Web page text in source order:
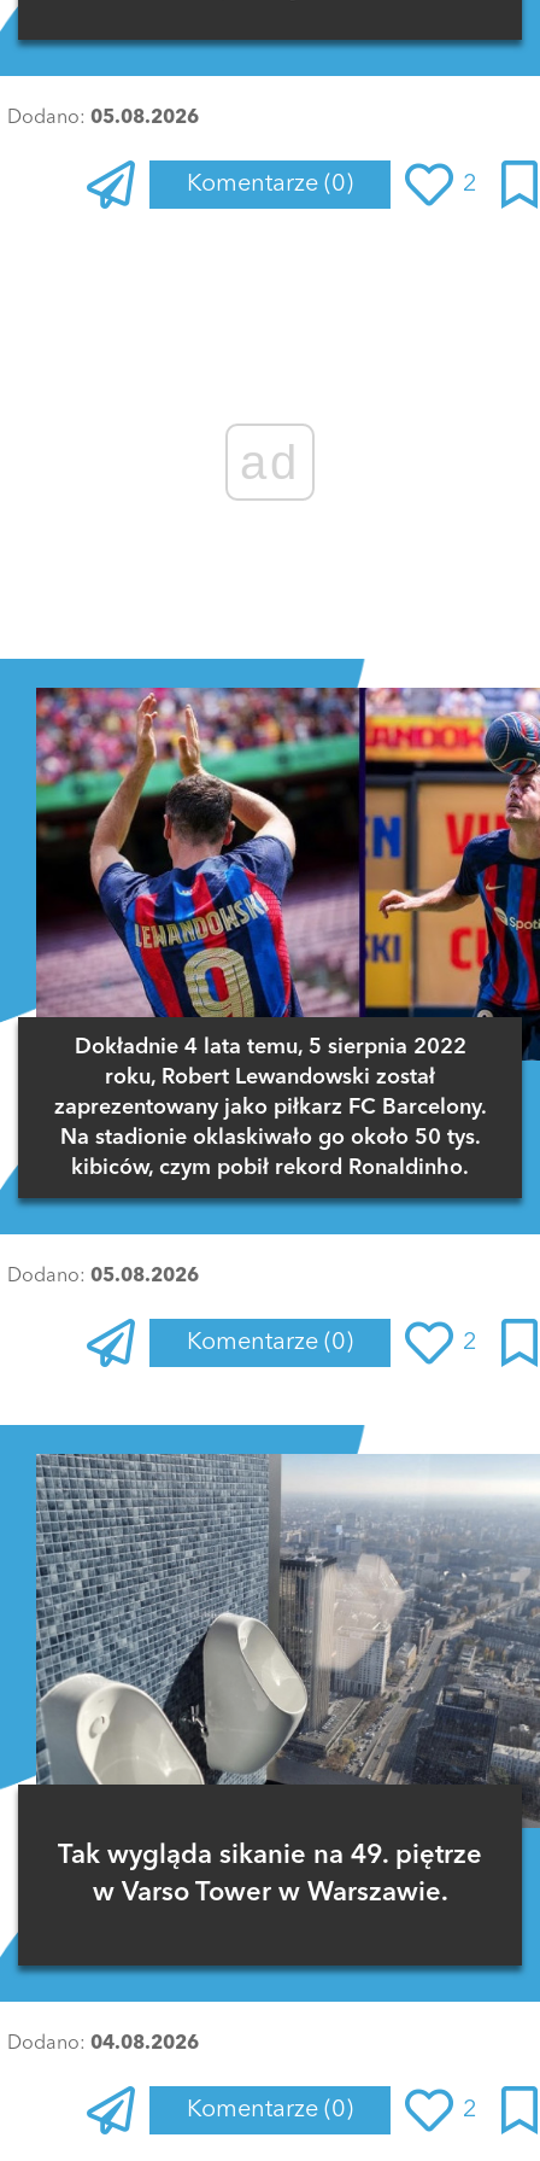
Dodano: 05.08.2026
Komentarze (0) 2
ad
Dokładnie 4 lata temu, 5 sierpnia 2022
roku, Robert Lewandowski został
zaprezentowany jako piłkarz FC Barcelony.
Na stadionie oklaskiwało go około 50 tys.
kibiców, czym pobił rekord Ronaldinho.
Dodano: 05.08.2026
Komentarze (0) 2
Tak wygląda sikanie na 49. piętrze
w Varso Tower w Warszawie.
Dodano: 04.08.2026
Komentarze (0) 2